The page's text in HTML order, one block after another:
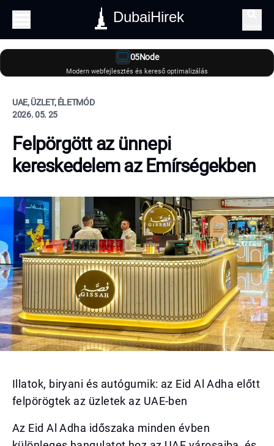
DubaiHirek
05Node
Modern webfejlesztés és kereső optimalizálás
UAE, ÜZLET, ÉLETMÓD
2026. 05. 25
Felpörgött az ünnepi
kereskedelem az Emírségekben
Illatok, biryani és autógumik: az Eid Al Adha előtt
felpörögtek az üzletek az UAE-ben
Az Eid Al Adha időszaka minden évben